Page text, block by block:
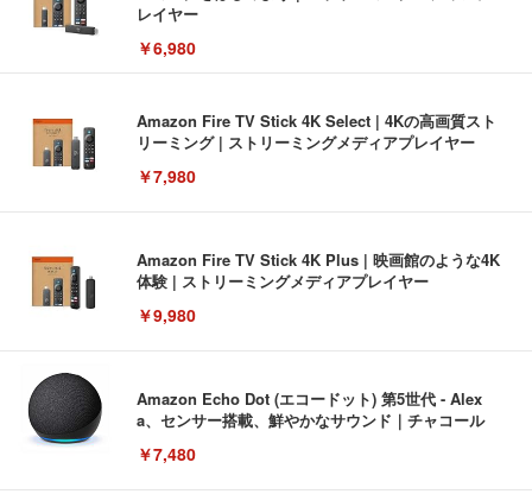
レイヤー
￥6,980
Amazon Fire TV Stick 4K Select | 4Kの高画質スト
リーミング | ストリーミングメディアプレイヤー
￥7,980
Amazon Fire TV Stick 4K Plus | 映画館のような4K
体験 | ストリーミングメディアプレイヤー
￥9,980
Amazon Echo Dot (エコードット) 第5世代 - Alex
a、センサー搭載、鮮やかなサウンド｜チャコール
￥7,480